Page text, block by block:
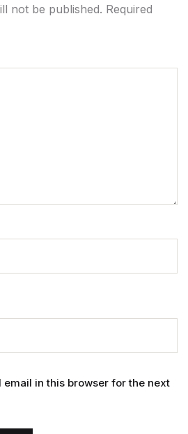
not be published. Required
email in this browser for the next